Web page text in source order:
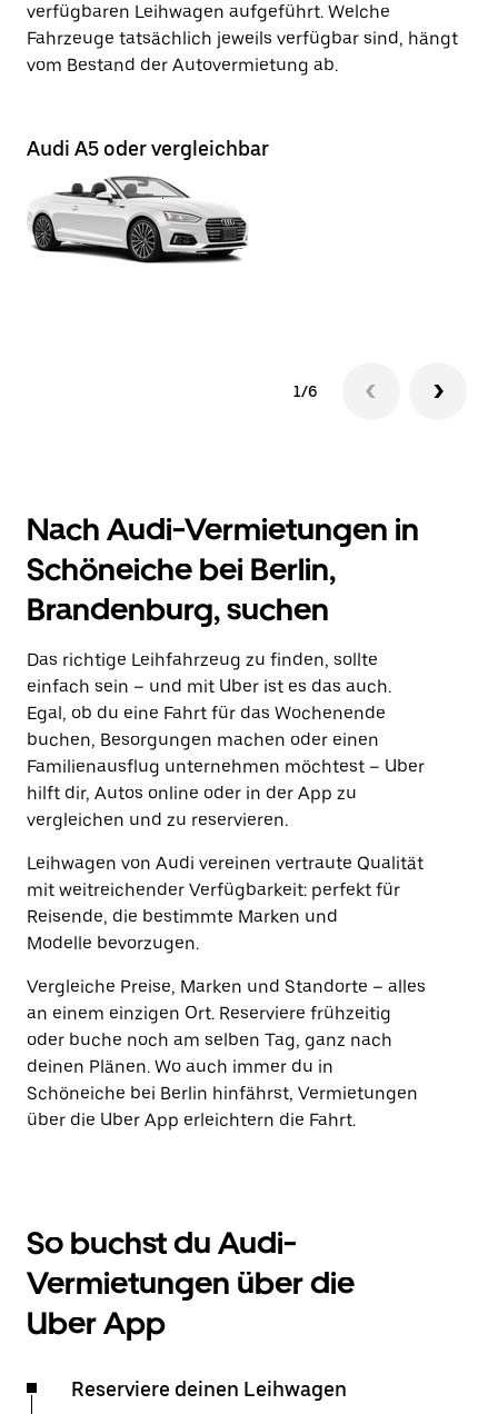
verfügbaren Leihwagen aufgeführt. Welche
Fahrzeuge tatsächlich jeweils verfügbar sind, hängt
vom Bestand der Autovermietung ab.
Audi A5 oder vergleichbar
1/6
Nach Audi-Vermietungen in
Schöneiche bei Berlin,
Brandenburg, suchen
Das richtige Leihfahrzeug zu finden, sollte
einfach sein – und mit Uber ist es das auch.
Egal, ob du eine Fahrt für das Wochenende
buchen, Besorgungen machen oder einen
Familienausflug unternehmen möchtest – Uber
hilft dir, Autos online oder in der App zu
vergleichen und zu reservieren.
Leihwagen von Audi vereinen vertraute Qualität
mit weitreichender Verfügbarkeit: perfekt für
Reisende, die bestimmte Marken und
Modelle bevorzugen.
Vergleiche Preise, Marken und Standorte – alles
an einem einzigen Ort. Reserviere frühzeitig
oder buche noch am selben Tag, ganz nach
deinen Plänen. Wo auch immer du in
Schöneiche bei Berlin hinfährst, Vermietungen
über die Uber App erleichtern die Fahrt.
So buchst du Audi-
Vermietungen über die
Uber App
Reserviere deinen Leihwagen